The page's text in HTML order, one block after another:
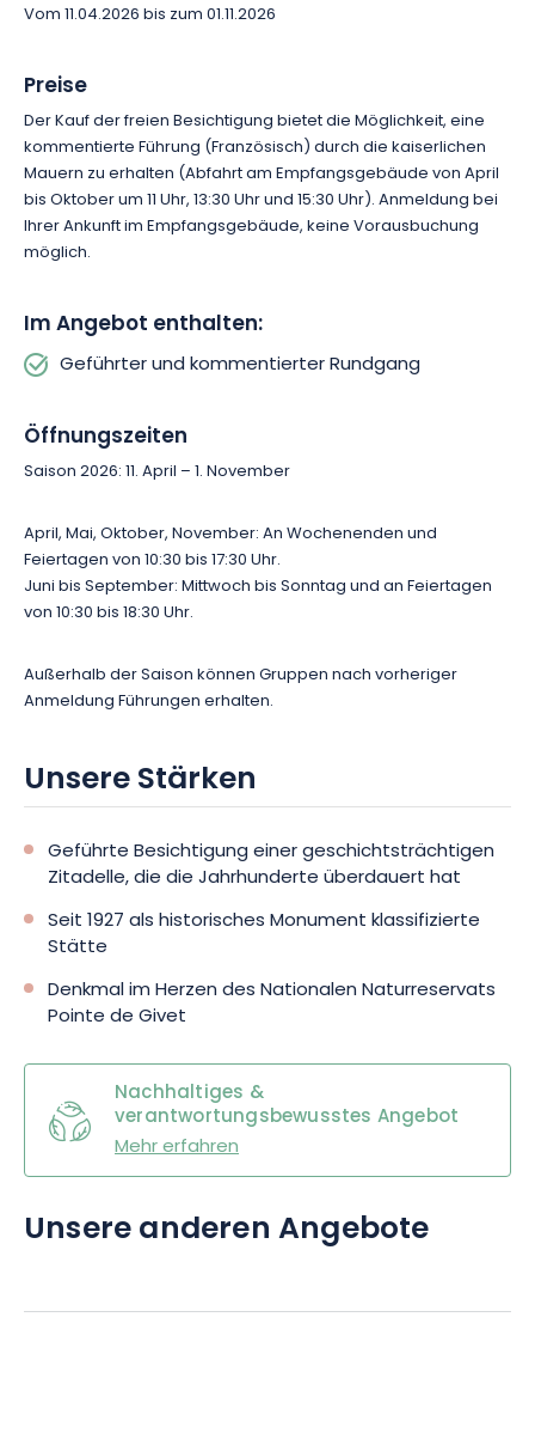
Givet und die Maas.
Vom 11.04.2026 bis zum 01.11.2026
Preise
Der Kauf der freien Besichtigung bietet die Möglichkeit, eine
kommentierte Führung (Französisch) durch die kaiserlichen
Mauern zu erhalten (Abfahrt am Empfangsgebäude von April
bis Oktober um 11 Uhr, 13:30 Uhr und 15:30 Uhr). Anmeldung bei
Ihrer Ankunft im Empfangsgebäude, keine Vorausbuchung
möglich.
Im Angebot enthalten:
Geführter und kommentierter Rundgang
Öffnungszeiten
Saison 2026: 11. April – 1. November
April, Mai, Oktober, November: An Wochenenden und
Feiertagen von 10:30 bis 17:30 Uhr.
Juni bis September: Mittwoch bis Sonntag und an Feiertagen
von 10:30 bis 18:30 Uhr.
Außerhalb der Saison können Gruppen nach vorheriger
Anmeldung Führungen erhalten.
Unsere Stärken
Geführte Besichtigung einer geschichtsträchtigen
Zitadelle, die die Jahrhunderte überdauert hat
Seit 1927 als historisches Monument klassifizierte
Stätte
Denkmal im Herzen des Nationalen Naturreservats
Pointe de Givet
Nachhaltiges &
verantwortungsbewusstes Angebot
Mehr erfahren
Unsere anderen Angebote